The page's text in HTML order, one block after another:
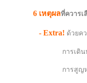
6 เหตุผลที่ควารเ
- Extra! ด้วยค
การเดินทางหยุ
การสูญหายของ